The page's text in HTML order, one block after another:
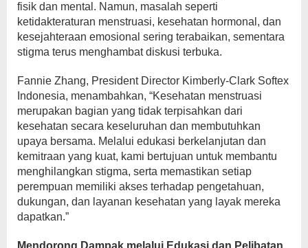
fisik dan mental. Namun, masalah seperti
ketidakteraturan menstruasi, kesehatan hormonal, dan
kesejahteraan emosional sering terabaikan, sementara
stigma terus menghambat diskusi terbuka.
Fannie Zhang, President Director Kimberly-Clark Softex
Indonesia, menambahkan, “Kesehatan menstruasi
merupakan bagian yang tidak terpisahkan dari
kesehatan secara keseluruhan dan membutuhkan
upaya bersama. Melalui edukasi berkelanjutan dan
kemitraan yang kuat, kami bertujuan untuk membantu
menghilangkan stigma, serta memastikan setiap
perempuan memiliki akses terhadap pengetahuan,
dukungan, dan layanan kesehatan yang layak mereka
dapatkan.”
Mendorong Dampak melalui Edukasi dan Pelibatan